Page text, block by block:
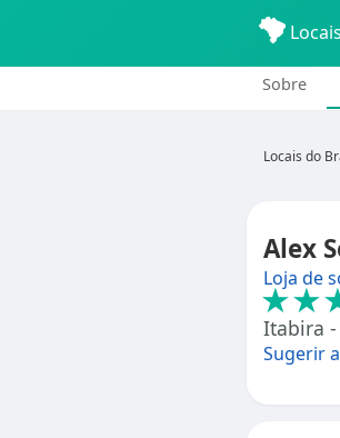
Sobre
Locais do
Alex
Loja de
Itabira -
Sugerir